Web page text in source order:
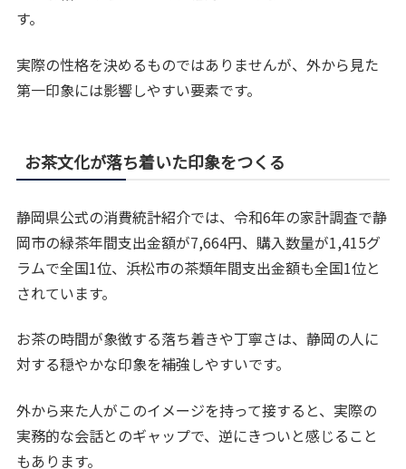
す。
実際の性格を決めるものではありませんが、外から見た
第一印象には影響しやすい要素です。
お茶文化が落ち着いた印象をつくる
静岡県公式の消費統計紹介では、令和6年の家計調査で静
岡市の緑茶年間支出金額が7,664円、購入数量が1,415グ
ラムで全国1位、浜松市の茶類年間支出金額も全国1位と
されています。
お茶の時間が象徴する落ち着きや丁寧さは、静岡の人に
対する穏やかな印象を補強しやすいです。
外から来た人がこのイメージを持って接すると、実際の
実務的な会話とのギャップで、逆にきついと感じること
もあります。